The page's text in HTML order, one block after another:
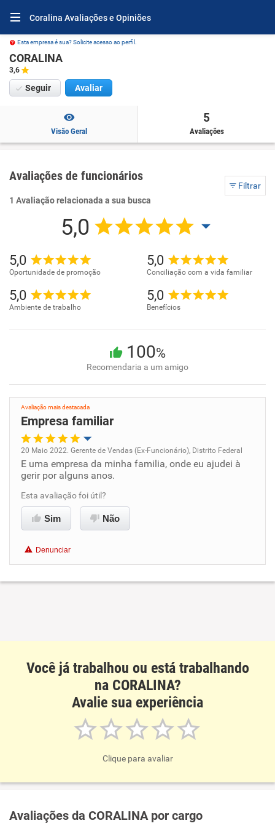
Coralina Avaliações e Opiniões
Esta empresa é sua? Solicite acesso ao perfil.
CORALINA
3,6
Seguir Avaliar
Visão Geral
5
Avaliações
Avaliações de funcionários
Filtrar
1 Avaliação relacionada a sua busca
5,0
5,0
Oportunidade de promoção
5,0
Conciliação com a vida familiar
5,0
Ambiente de trabalho
5,0
Benefícios
100%
Recomendaria a um amigo
Avaliação mais destacada
Empresa familiar
Oportunidade de promoção
Ambiente de trabalho
Conciliação com a vida familiar
20 Maio 2022. Gerente de Vendas (Ex-Funcionário), Distrito Federal
E uma empresa da minha familia, onde eu ajudei à
gerir por alguns anos.
Esta avaliação foi útil?
Sim Não
Denunciar
Você já trabalhou ou está trabalhando
na CORALINA?
Avalie sua experiência
Clique para avaliar
Avaliações da CORALINA por cargo